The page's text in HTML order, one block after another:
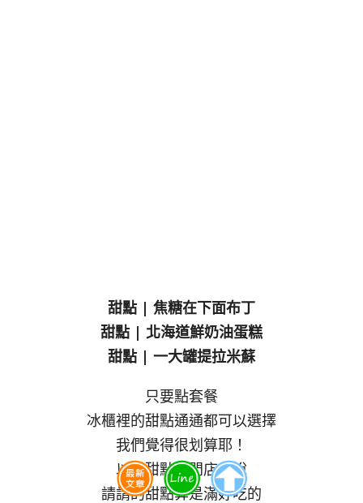
甜點 | 焦糖在下面布丁
甜點 | 北海道鮮奶油蛋糕
甜點 | 一大罐提拉米蘇
只要點套餐
冰櫃裡的甜點通通都可以選擇
我們覺得很划算耶！
以非甜點專門店來說
請請的甜點算是滿好吃的